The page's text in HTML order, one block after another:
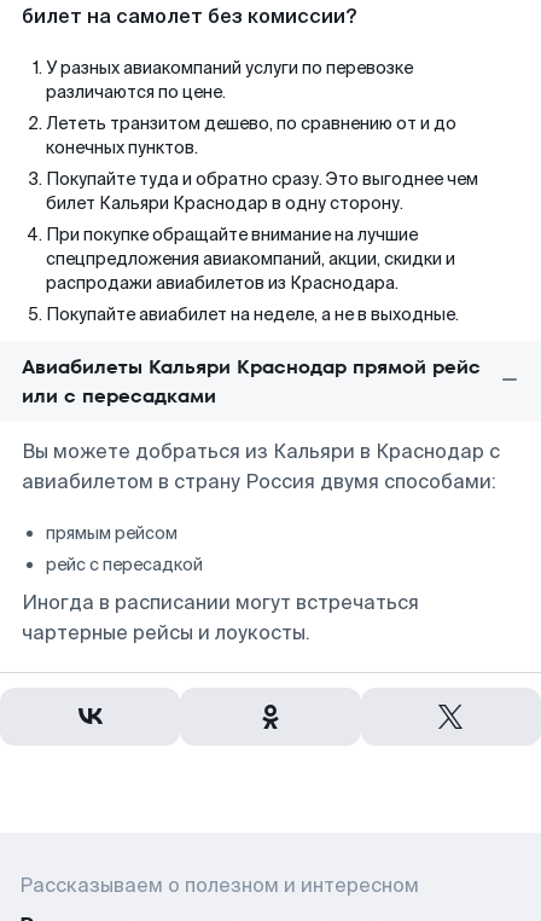
билет на самолет без комиссии?
У разных авиакомпаний услуги по перевозке
различаются по цене.
Лететь транзитом дешево, по сравнению от и до
конечных пунктов.
Покупайте туда и обратно сразу. Это выгоднее чем
билет Кальяри Краснодар в одну сторону.
При покупке обращайте внимание на лучшие
спецпредложения авиакомпаний, акции, скидки и
распродажи авиабилетов из Краснодара.
Покупайте авиабилет на неделе, а не в выходные.
Авиабилеты Кальяри Краснодар прямой рейс
или с пересадками
Вы можете добраться из Кальяри в Краснодар с
авиабилетом в страну Россия двумя способами:
прямым рейсом
рейс с пересадкой
Иногда в расписании могут встречаться
чартерные рейсы и лоукосты.
Рассказываем о полезном и интересном